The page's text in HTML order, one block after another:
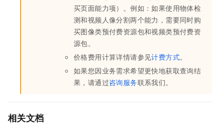
买页面能力项）。例如：如果使用物体检
测和视频人像分割两个能力，需要同时购
买图像类预付费资源包和视频类预付费资
源包。
价格费用计算详情请参见计费方式。
如果您因业务需求希望更快地获取查询结
果，请通过咨询服务联系我们。
相关文档